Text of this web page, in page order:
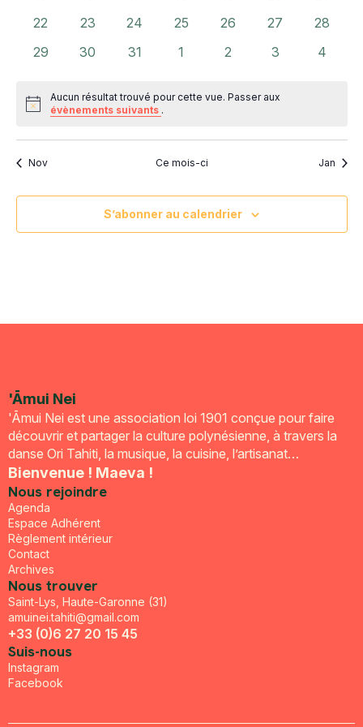
0
22
0
23
0
24
0
25
0
26
0
27
0
28
0
29
0
30
0
31
0
1
0
2
0
3
0
4
Notice
Aucun résultat trouvé pour cette vue. Passer aux
évènements suivants .
Nov Ce mois-ci Jan
S’abonner au calendrier
'Āmui Nei
'Āmui Nei est une association loi 1901 conçue pour faire
découvrir et partager la culture polynésienne, à travers la
danse Ori Tahiti, la musique, la cuisine, l’artisanat…
Bienvenue ! Maeva !
Nous rejoindre
Agenda
Espace Adhérent
Règlement intérieur
Contact
Archives
Nous trouver
Saint-Lys, Haute-Garonne (31)
amuinei.tahiti@gmail.com
+33 (0)6 27 20 15 45
Suis-nous
Instagram
Facebook